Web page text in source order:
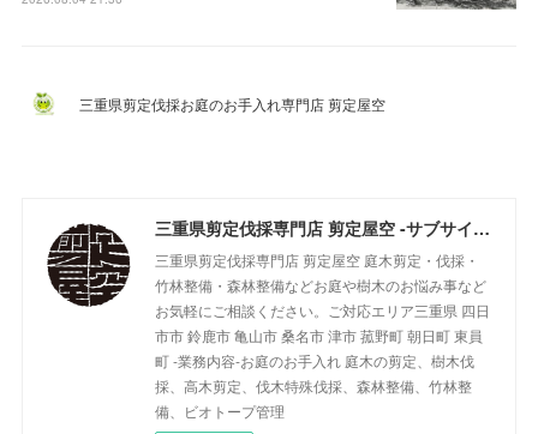
三重県剪定伐採お庭のお手入れ専門店 剪定屋空
三重県剪定伐採専門店 剪定屋空 -サブサイト-
三重県剪定伐採専門店 剪定屋空 庭木剪定・伐採・
竹林整備・森林整備などお庭や樹木のお悩み事など
お気軽にご相談ください。ご対応エリア三重県 四日
市市 鈴鹿市 亀山市 桑名市 津市 菰野町 朝日町 東員
町 -業務内容-お庭のお手入れ 庭木の剪定、樹木伐
採、高木剪定、伐木特殊伐採、森林整備、竹林整
備、ビオトープ管理